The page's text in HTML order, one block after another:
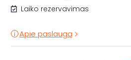
Laiko rezervavimas
Apie paslaugą